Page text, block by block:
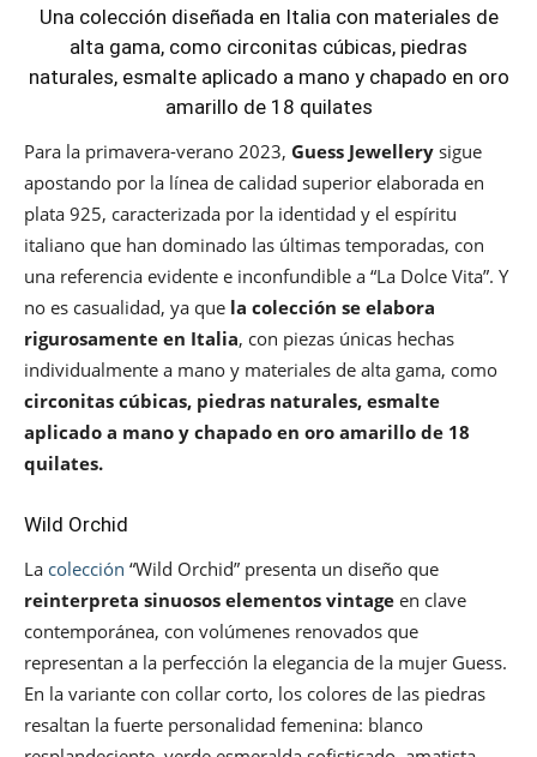
Una colección diseñada en Italia con materiales de
alta gama, como circonitas cúbicas, piedras
naturales, esmalte aplicado a mano y chapado en oro
amarillo de 18 quilates
Para la primavera-verano 2023, Guess Jewellery sigue
apostando por la línea de calidad superior elaborada en
plata 925, caracterizada por la identidad y el espíritu
italiano que han dominado las últimas temporadas, con
una referencia evidente e inconfundible a “La Dolce Vita”. Y
no es casualidad, ya que la colección se elabora
rigurosamente en Italia, con piezas únicas hechas
individualmente a mano y materiales de alta gama, como
circonitas cúbicas, piedras naturales, esmalte
aplicado a mano y chapado en oro amarillo de 18
quilates.
Wild Orchid
La colección “Wild Orchid” presenta un diseño que
reinterpreta sinuosos elementos vintage en clave
contemporánea, con volúmenes renovados que
representan a la perfección la elegancia de la mujer Guess.
En la variante con collar corto, los colores de las piedras
resaltan la fuerte personalidad femenina: blanco